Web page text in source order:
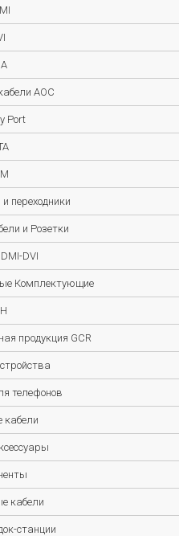
AOC
Port
переходники
и Розетки
DVI
Комплектующие
продукция GCR
телефонов
кабели
кабели
станции